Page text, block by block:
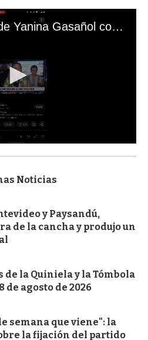
El mal momento de Yanina Gasañol con un hincha argentino en "Subrayado"
Noticias
y Paysandú,
de la cancha y produjo un
de la Quiniela y la Tómbola
de agosto de 2026
semana que viene": la
la fijación del partido